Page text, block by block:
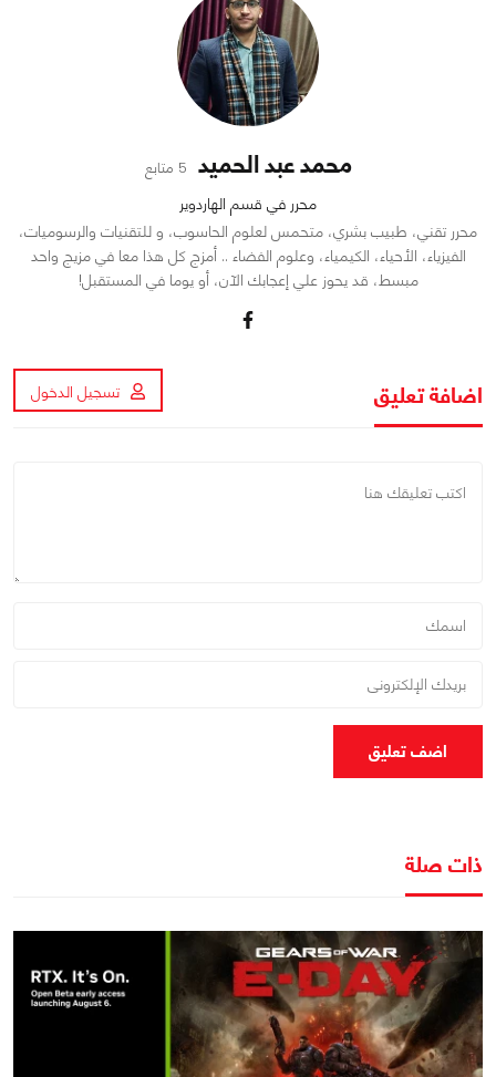
محمد عبد الحميد 5 متابع
محرر في قسم الهاردوير
محرر تقني، طبيب بشري، متحمس لعلوم الحاسوب، و للتقنيات والرسوميات،
الفيزياء، الأحياء، الكيمياء، وعلوم الفضاء .. أمزج كل هذا معا في مزيج واحد
مبسط، قد يحوز علي إعجابك الآن، أو يوما في المستقبل!
اضافة تعليق تسجيل الدخول
اضف تعليق
ذات صلة